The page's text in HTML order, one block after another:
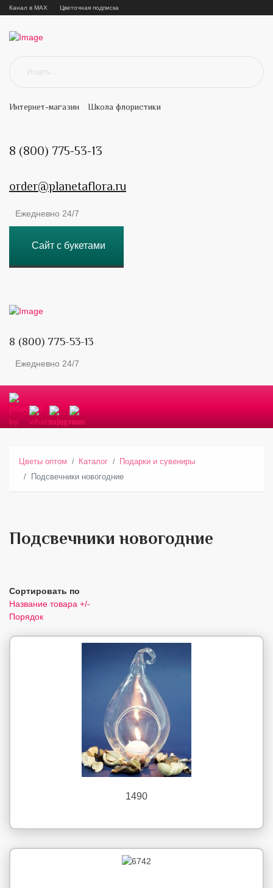
Канал в MAX Цветочная подписка
Интернет-магазин Школа флористики
8 (800) 775-53-13
order@planetaflora.ru
Ежедневно 24/7
Сайт с букетами
8 (800) 775-53-13
Ежедневно 24/7
Цветы оптом Каталог
Подарки и сувениры
Подсвечники новогодние
Подсвечники новогодние
Сортировать по
Название товара +/-
Порядок
1490